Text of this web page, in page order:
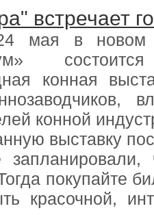
встречает
в новом
конная
конной
выставку
покупайте
красочной,